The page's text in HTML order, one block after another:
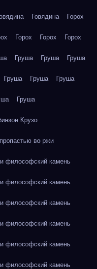
Говядина Горох
Горох Горох Горох
Груша Груша Груша
Груша Груша Груша
Груша
Крузо
во ржи
философский камень
философский камень
философский камень
философский камень
философский камень
философский камень